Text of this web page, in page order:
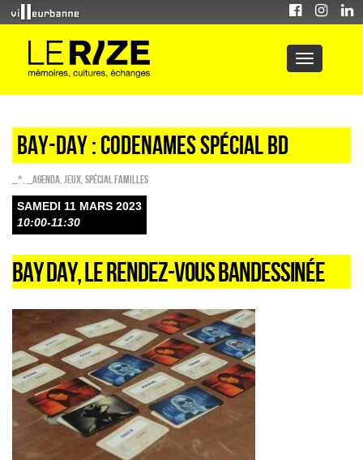
BAY-DAY : Codenames spécial BD
_* _Agenda Jeux Spécial familles
SAMEDI 11 MARS 2023
10:00-11:30
BAY DAY, LE RENDEZ-VOUS BANDESSINÉE